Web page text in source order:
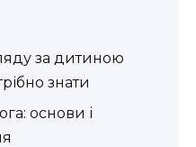
за дитиною
знати
основи і